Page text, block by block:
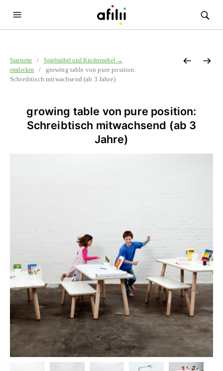
Startseite /
Spielmöbel und Kindermöbel →
entdecken
/ growing table von pure position:
Schreibtisch mitwachsend (ab 3 Jahre)
growing table von pure position:
Schreibtisch mitwachsend (ab 3
Jahre)